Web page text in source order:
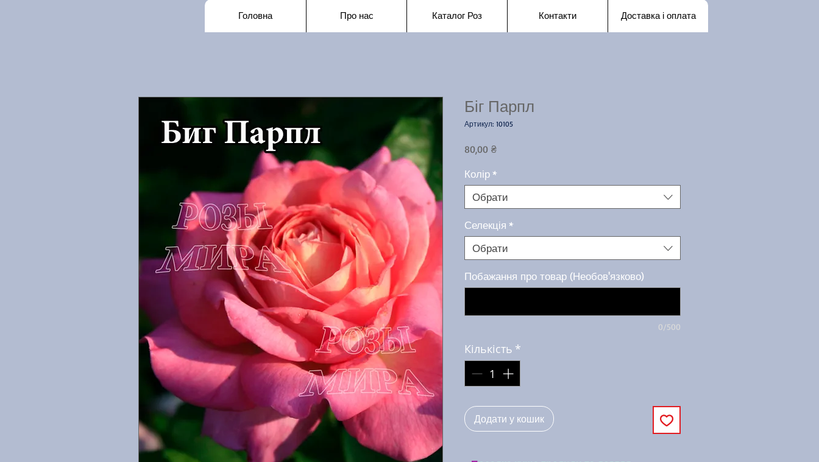
Головна Про нас Каталог Роз Контакти Доставка і оплата
Біг Парпл
Артикул: 10105
80,00 ₴Ціна
Колір*
Обрати
Селекція *
Обрати
Побажання про товар (Необов'язково)
0/500
Кількість *
Додати у кошик